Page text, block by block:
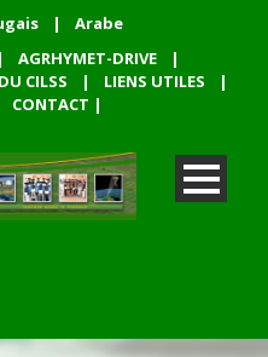
|
Arabe
| AGRHYMET-DRIVE
|
CILSS
| LIENS UTILES
|
CONTACT |